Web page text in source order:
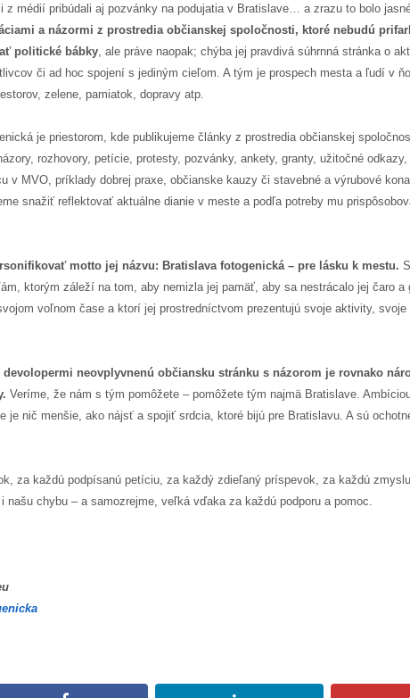
z médií pribúdali aj pozvánky na podujatia v Bratislave… a zrazu to bolo
a názormi z prostredia občianskej spoločnosti, ktoré nebudú
politické bábky, ale práve naopak; chýba jej pravdivá súhrnná stránka o
či ad hoc spojení s jediným cieľom. A tým je prospech mesta a ľudí v
zelene, pamiatok, dopravy atp.
je priestorom, kde publikujeme články z prostredia občianskej
rozhovory, petície, protesty, pozvánky, ankety, granty, užitočné
v MVO, príklady dobrej praxe, občianske kauzy či stavebné a výrubové
snažiť reflektovať aktuálne dianie v meste a podľa potreby mu
motto jej názvu: Bratislava fotogenická – pre lásku k mestu.
ktorým záleží na tom, aby nemizla jej pamäť, aby sa nestrácalo jej čaro a
voľnom čase a ktorí jej prostredníctvom prezentujú svoje aktivity, svoje
neovplyvnenú občiansku stránku s názorom je rovnako
Veríme, že nám s tým pomôžete – pomôžete tým najmä Bratislave.
je nič menšie, ako nájsť a spojiť srdcia, ktoré bijú pre Bratislavu. A sú
za každú podpísanú petíciu, za každý zdieľaný príspevok, za každú
našu chybu – a samozrejme, veľká vďaka za každú podporu a pomoc.